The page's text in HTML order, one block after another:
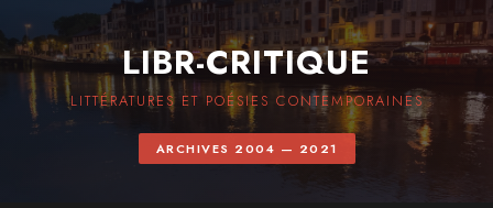
LIBR-CRITIQUE
LITTÉRATURES ET POÉSIES CONTEMPORAINES
ARCHIVES 2004 — 2021